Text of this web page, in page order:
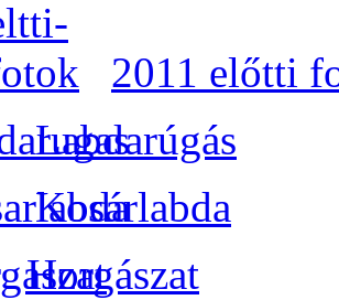
2011 előtti
Labdarúgás
Kosárlabda
Horgászat